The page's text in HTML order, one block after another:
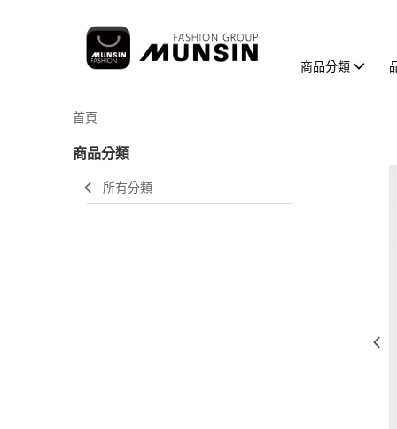
商品分類
首頁
商品分類
所有分類